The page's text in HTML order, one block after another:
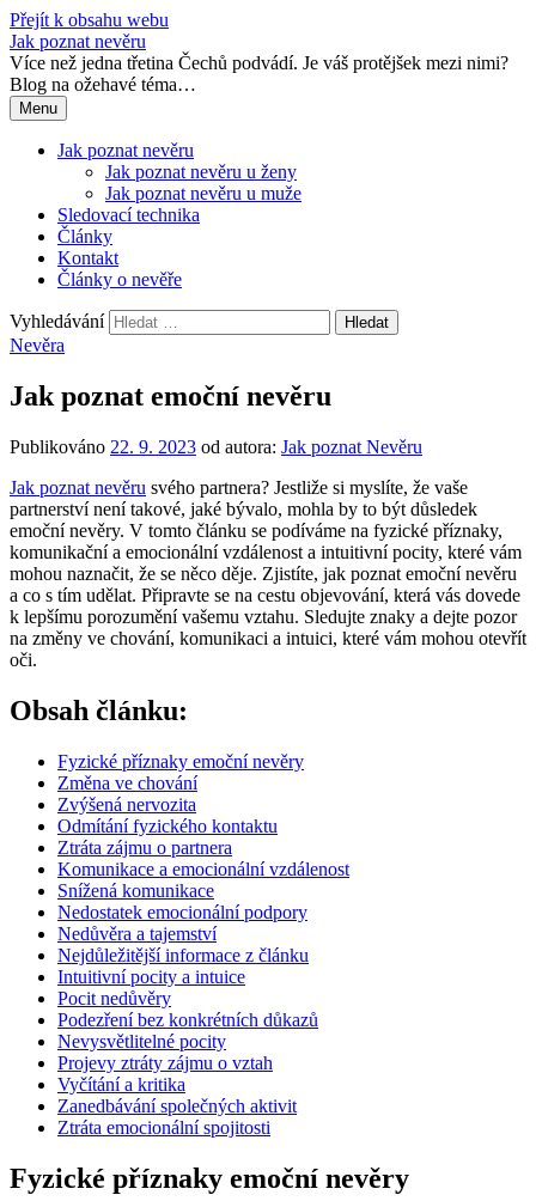
Přejít k obsahu webu
Jak poznat nevěru
Více než jedna třetina Čechů podvádí. Je váš protějšek mezi nimi?
Blog na ožehavé téma…
Menu
Jak poznat nevěru
Jak poznat nevěru u ženy
Jak poznat nevěru u muže
Sledovací technika
Články
Kontakt
Články o nevěře
Vyhledávání
Nevěra
Jak poznat emoční nevěru
Publikováno 22. 9. 2023 od autora: Jak poznat Nevěru
Jak poznat nevěru svého partnera? Jestliže si myslíte, že vaše
partnerství není takové, jaké bývalo, mohla by to být důsledek
emoční nevěry. V tomto článku se podíváme na fyzické příznaky,
komunikační a emocionální vzdálenost a intuitivní pocity, které vám
mohou naznačit, že se něco děje. Zjistíte, jak poznat emoční nevěru
a co s tím udělat. Připravte se na cestu objevování, která vás dovede
k lepšímu porozumění vašemu vztahu. Sledujte znaky a dejte pozor
na změny ve chování, komunikaci a intuici, které vám mohou otevřít
oči.
Obsah článku:
Fyzické příznaky emoční nevěry
Změna ve chování
Zvýšená nervozita
Odmítání fyzického kontaktu
Ztráta zájmu o partnera
Komunikace a emocionální vzdálenost
Snížená komunikace
Nedostatek emocionální podpory
Nedůvěra a tajemství
Nejdůležitější informace z článku
Intuitivní pocity a intuice
Pocit nedůvěry
Podezření bez konkrétních důkazů
Nevysvětlitelné pocity
Projevy ztráty zájmu o vztah
Vyčítání a kritika
Zanedbávání společných aktivit
Ztráta emocionální spojitosti
Fyzické příznaky emoční nevěry